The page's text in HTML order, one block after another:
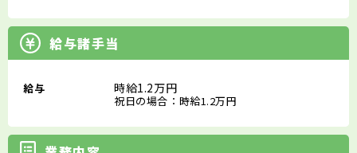
給与諸手当
給与 時給1.2万円
祝日の場合：時給1.2万円